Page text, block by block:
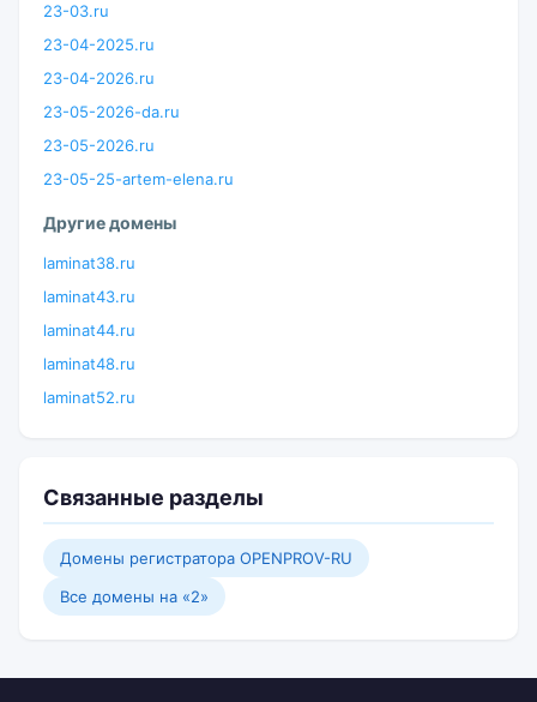
23-03.ru
23-04-2025.ru
23-04-2026.ru
23-05-2026-da.ru
23-05-2026.ru
23-05-25-artem-elena.ru
Другие домены
laminat38.ru
laminat43.ru
laminat44.ru
laminat48.ru
laminat52.ru
Связанные разделы
Домены регистратора OPENPROV-RU
Все домены на «2»